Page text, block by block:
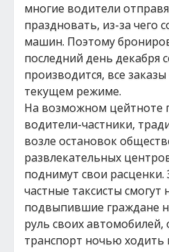
многие водители
праздновать, из-за чего
машин. Поэтому
последний день декабря
производится, все
текущем режиме.
На возможном цейтноте
водители-частники,
возле остановок
развлекательных
поднимут свои
частные таксисты смогут
подвыпившие граждане
руль своих
транспорт ночью ходить